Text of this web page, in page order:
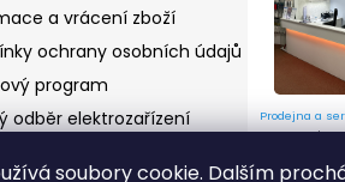
soubory cookie. Dalším
a vrácení zboží
ochrany osobních údajů
program
odběr elektrozařízení
Prodejna a
Husova 9/10,